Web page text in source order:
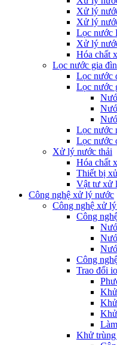
Xử lý
Xử lý
Lọc nước
Xử lý
Hóa chất
Lọc nước gia
Lọc nước
Lọc nước
Lọc nước
Lọc nước
Xử lý nước thải
Hóa chất
Thiết bị
Vật tư xử
Công nghệ xử lý nước
Công nghệ xử
Công
Công
Trao đổi
Khử